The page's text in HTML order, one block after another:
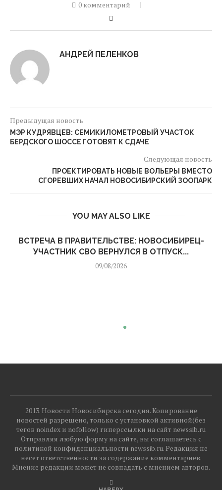
0 комментарий
АНДРЕЙ ПЕЛЕНКОВ
Предыдущая новость
МЭР КУДРЯВЦЕВ: СЕМИКИЛОМЕТРОВЫЙ УЧАСТОК
БЕРДСКОГО ШОССЕ ГОТОВЯТ К СДАЧЕ
Следующая новость
ПРОЕКТИРОВАТЬ НОВЫЕ ВОЛЬЕРЫ ВМЕСТО
СГОРЕВШИХ НАЧАЛ НОВОСИБИРСКИЙ ЗООПАРК
YOU MAY ALSO LIKE
ВСТРЕЧА В ПРАВИТЕЛЬСТВЕ: НОВОСИБИРЕЦ-
УЧАСТНИК СВО ВЕРНУЛСЯ В ОТПУСК...
09/08/2026
2013. Новости Новосибирска сегодня. Копирование
новостей разрешено, только с установкой активной(без
тегов noindex и nofollow) гиперссылки на сайт newssib.ru
Отправляя любую форму на сайте, вы соглашаетесь с
политикой конфиденциальности newssib.ru. Редакция не
несет ответственности за содержание комментариев.
Мнение редакции может не совпадать с мнением авторов.